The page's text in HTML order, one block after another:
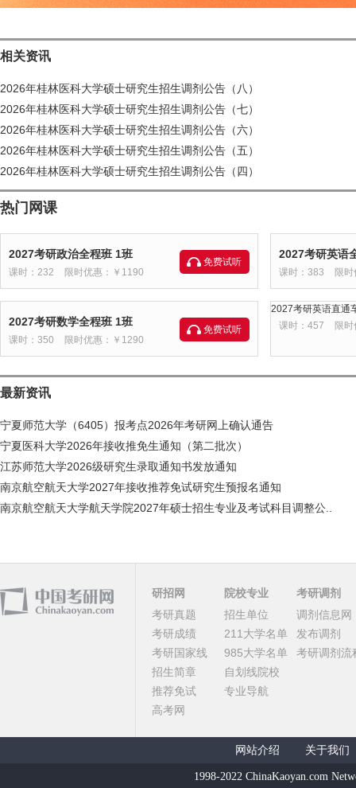
相关资讯
2026年桂林医科大学硕士研究生招生调剂公告（八）
2026年桂林医科大学硕士研究生招生调剂公告（七）
2026年桂林医科大学硕士研究生招生调剂公告（六）
2026年桂林医科大学硕士研究生招生调剂公告（五）
2026年桂林医科大学硕士研究生招生调剂公告（四）
热门网课
2027考研政治全程班 1班
课时：232 限时优惠：￥1190
免费试听
2027考研英语
课时：383 限
2027考研数学全程班 1班
课时：350 限时优惠：￥1290
免费试听
2027考研英语直通
课时：457
限
最新资讯
宁夏师范大学（6405）报考点2026年考研网上确认通告
宁夏医科大学2026年接收推免生通知（第二批次）
江苏师范大学2026级研究生录取通知书发放通知
南京航空航天大学2027年接收推荐免试研究生预报名通知
南京航空航天大学航天学院2027年硕士招生专业及考试科目调整公..
研招网
考研真题
考研成绩
考研国家线
招生简章
推荐免试
高考网
院校专业
招生单位
211大学名单
985大学名单
自划线院校
专业导航
考研调剂
调剂信息网
发布调剂
考研调剂流
网站介绍 关于我们
1998-2022 ChinaKaoyan.com